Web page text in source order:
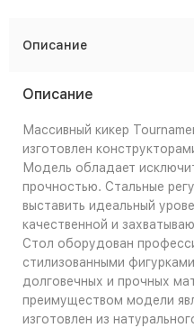
Описание
Описание
Массивный кикер
изготовлен
Модель обладает
прочностью. Стальные
выставить идеальный
качественной и
Стол оборудован
стилизованными
долговечных и прочных
преимуществом модели
изготовлен из